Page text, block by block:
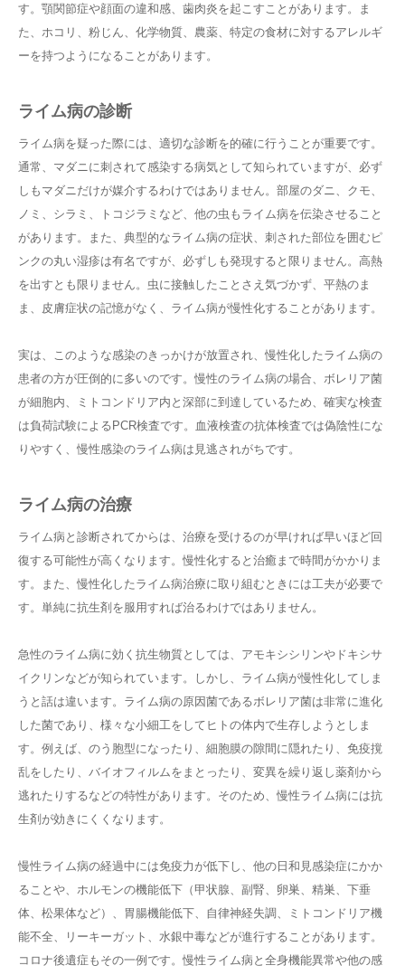
す。顎関節症や顔面の違和感、歯肉炎を起こすことがあります。ま
た、ホコリ、粉じん、化学物質、農薬、特定の食材に対するアレルギ
ーを持つようになることがあります。
ライム病の診断
ライム病を疑った際には、適切な診断を的確に行うことが重要です。
通常、マダニに刺されて感染する病気として知られていますが、必ず
しもマダニだけが媒介するわけではありません。部屋のダニ、クモ、
ノミ、シラミ、トコジラミなど、他の虫もライム病を伝染させること
があります。また、典型的なライム病の症状、刺された部位を囲むピ
ンクの丸い湿疹は有名ですが、必ずしも発現すると限りません。高熱
を出すとも限りません。虫に接触したことさえ気づかず、平熱のま
ま、皮膚症状の記憶がなく、ライム病が慢性化することがあります。
実は、このような感染のきっかけが放置され、慢性化したライム病の
患者の方が圧倒的に多いのです。慢性のライム病の場合、ボレリア菌
が細胞内、ミトコンドリア内と深部に到達しているため、確実な検査
は負荷試験によるPCR検査です。血液検査の抗体検査では偽陰性にな
りやすく、慢性感染のライム病は見逃されがちです。
ライム病の治療
ライム病と診断されてからは、治療を受けるのが早ければ早いほど回
復する可能性が高くなります。慢性化すると治癒まで時間がかかりま
す。また、慢性化したライム病治療に取り組むときには工夫が必要で
す。単純に抗生剤を服用すれば治るわけではありません。
急性のライム病に効く抗生物質としては、アモキシシリンやドキシサ
イクリンなどが知られています。しかし、ライム病が慢性化してしま
うと話は違います。ライム病の原因菌であるボレリア菌は非常に進化
した菌であり、様々な小細工をしてヒトの体内で生存しようとしま
す。例えば、のう胞型になったり、細胞膜の隙間に隠れたり、免疫撹
乱をしたり、バイオフィルムをまとったり、変異を繰り返し薬剤から
逃れたりするなどの特性があります。そのため、慢性ライム病には抗
生剤が効きにくくなります。
慢性ライム病の経過中には免疫力が低下し、他の日和見感染症にかか
ることや、ホルモンの機能低下（甲状腺、副腎、卵巣、精巣、下垂
体、松果体など）、胃腸機能低下、自律神経失調、ミトコンドリア機
能不全、リーキーガット、水銀中毒などが進行することがあります。
コロナ後遺症もその一例です。慢性ライム病と全身機能異常や他の感